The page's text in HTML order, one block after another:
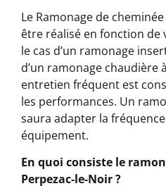
Le Ramonage de
être réalisé en fonction de
le cas d’un ramonage
d’un ramonage chaudière
entretien fréquent est
les performances. Un
saura adapter la
équipement.
En quoi consiste le
Perpezac-le-Noir ?